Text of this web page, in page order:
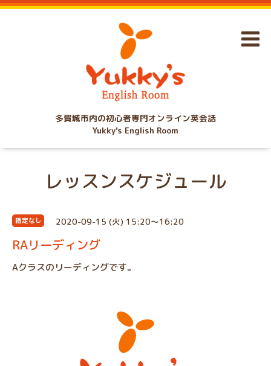
多賀城市内の初心者専門オンライン英会話
Yukky's English Room
レッスンスケジュール
指定なし 2020-09-15 (火) 15:20～16:20
RAリーディング
Aクラスのリーディングです。